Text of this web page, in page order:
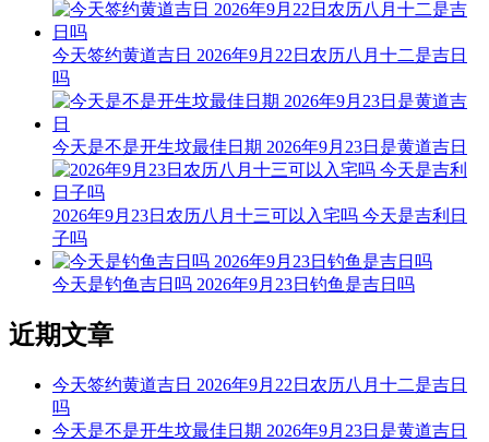
2026年9月16日，农历八月初六
2026年9月25日，农历八月十五
2026年9月3日黄历
公历：2026年9月3日
公历：二零二六年七月二十二
干支：丙午年 丙申月 庚辰日
五行：金
冲煞：冲狗 煞南
喜神方位：西北
财神方位：正东
福神方位：西南
今天签约黄道吉日 2026年9月22日农历八月十二是吉日
吗
今天是不是开生坟最佳日期 2026年9月23日是黄道吉日
2026年9月23日农历八月十三可以入宅吗 今天是吉利日
子吗
今天是钓鱼吉日吗 2026年9月23日钓鱼是吉日吗
近期文章
今天签约黄道吉日 2026年9月22日农历八月十二是吉日
吗
今天是不是开生坟最佳日期 2026年9月23日是黄道吉日